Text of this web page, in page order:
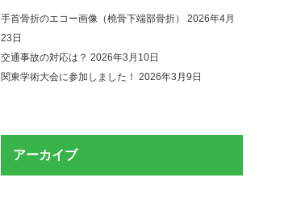
手首骨折のエコー画像（橈骨下端部骨折）
2026年4月
23日
交通事故の対応は？ 2026年3月10日
関東学術大会に参加しました！ 2026年3月9日
アーカイブ